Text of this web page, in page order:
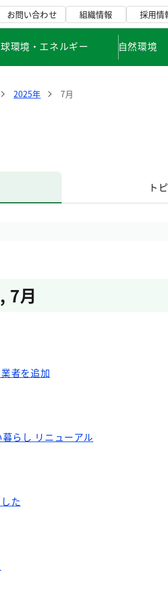
お問い合わせ 組織情報 採用情
環境・エネルギー 自然環境
2025年 7月
ト
, 7月
者を追加
らし リニューアル
た